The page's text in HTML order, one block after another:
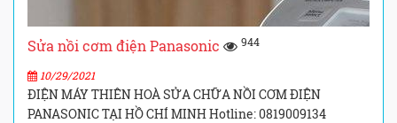
Sửa nồi cơm điện Panasonic 944
10/29/2021
ĐIỆN MÁY THIÊN HOÀ SỬA CHỮA NỒI CƠM ĐIỆN
PANASONIC TẠI HỒ CHÍ MINH Hotline: 0819009134